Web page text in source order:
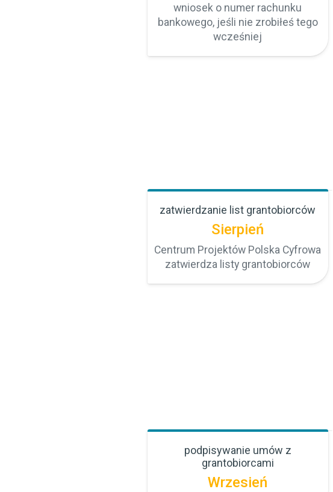
wniosek o numer rachunku
bankowego, jeśli nie zrobiłeś tego
wcześniej
zatwierdzanie list grantobiorców
Sierpień
Centrum Projektów Polska Cyfrowa
zatwierdza listy grantobiorców
podpisywanie umów z
grantobiorcami
Wrzesień